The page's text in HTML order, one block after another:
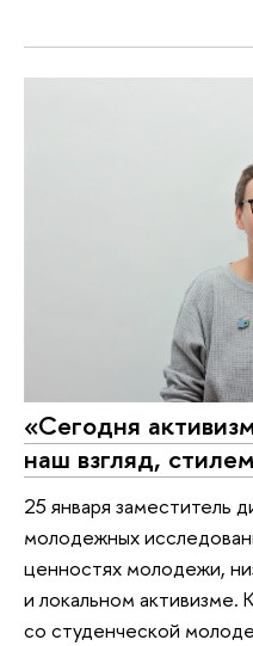
«Сегодня
наш взгляд,
25 января заместитель
молодежных
ценностях молодежи,
и локальном активизме.
со студенческой